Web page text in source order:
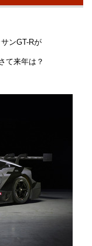
ンGT-Rが
て来年は？